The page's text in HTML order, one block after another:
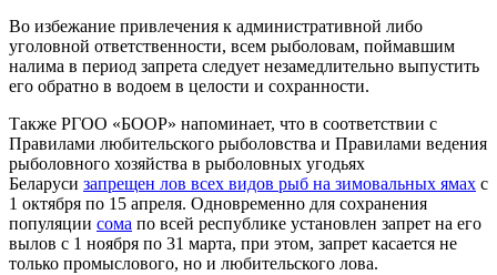
Во избежание привлечения к административной либо
уголовной ответственности, всем рыболовам, поймавшим
налима в период запрета следует незамедлительно выпустить
его обратно в водоем в целости и сохранности.
Также РГОО «БООР» напоминает, что в соответствии с
Правилами любительского рыболовства и Правилами ведения
рыболовного хозяйства в рыболовных угодьях
Беларуси запрещен лов всех видов рыб на зимовальных ямах с
1 октября по 15 апреля. Одновременно для сохранения
популяции сома по всей республике установлен запрет на его
вылов с 1 ноября по 31 марта, при этом, запрет касается не
только промыслового, но и любительского лова.